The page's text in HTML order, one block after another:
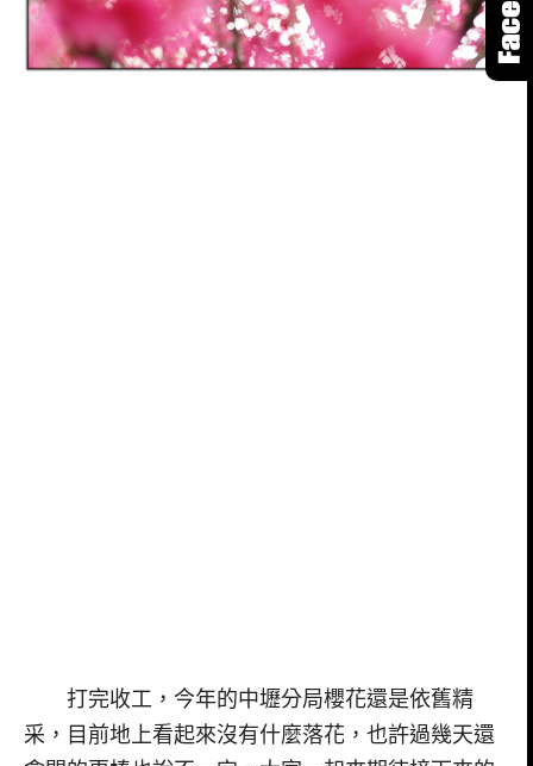
打完收工，今年的中壢分局櫻花還是依舊精
采，目前地上看起來沒有什麼落花，也許過幾天還